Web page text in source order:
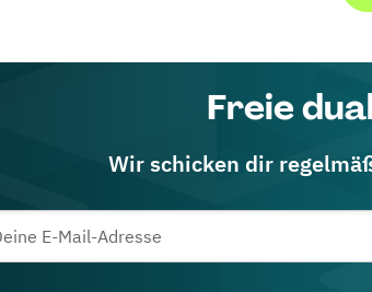
Freie
Wir schicken dir